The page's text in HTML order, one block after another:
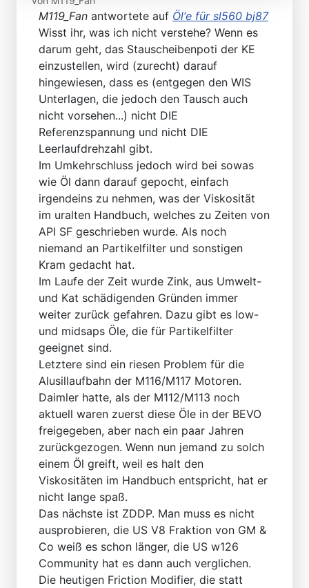
M119_Fan antwortete auf Öl‘e für sl560 bj87
Wisst ihr, was ich nicht verstehe? Wenn es
darum geht, das Stauscheibenpoti der KE
einzustellen, wird (zurecht) darauf
hingewiesen, dass es (entgegen den WIS
Unterlagen, die jedoch den Tausch auch
nicht vorsehen...) nicht DIE
Referenzspannung und nicht DIE
Leerlaufdrehzahl gibt.
Im Umkehrschluss jedoch wird bei sowas
wie Öl dann darauf gepocht, einfach
irgendeins zu nehmen, was der Viskosität
im uralten Handbuch, welches zu Zeiten von
API SF geschrieben wurde. Als noch
niemand an Partikelfilter und sonstigen
Kram gedacht hat.
Im Laufe der Zeit wurde Zink, aus Umwelt-
und Kat schädigenden Gründen immer
weiter zurück gefahren. Dazu gibt es low-
und midsaps Öle, die für Partikelfilter
geeignet sind.
Letztere sind ein riesen Problem für die
Alusillaufbahn der M116/M117 Motoren.
Daimler hatte, als der M112/M113 noch
aktuell waren zuerst diese Öle in der BEVO
freigegeben, aber nach ein paar Jahren
zurückgezogen. Wenn nun jemand zu solch
einem Öl greift, weil es halt den
Viskositäten im Handbuch entspricht, hat er
nicht lange spaß.
Das nächste ist ZDDP. Man muss es nicht
ausprobieren, die US V8 Fraktion von GM &
Co weiß es schon länger, die US w126
Community hat es dann auch verglichen.
Die heutigen Friction Modifier, die statt